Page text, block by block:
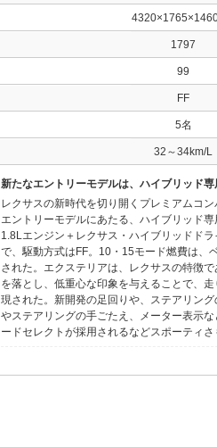
1797
99
FF
5名
32～34km/L
新たなエントリーモデルは、ハイブリッド専
レクサスの新時代を切り開くプレミアムコ
エントリーモデルにあたる、ハイブリッド
1.8Lエンジン＋レクサス・ハイブリッドド
で、駆動方式はFF。10・15モード燃費は、
された。エクステリアは、レクサスの特徴
を落とし、低重心な印象を与えることで、
現された。新開発の足回りや、ステアリン
やステアリングの手ごたえ、メーター表示
ードセレクトが採用されるなどスポーティ